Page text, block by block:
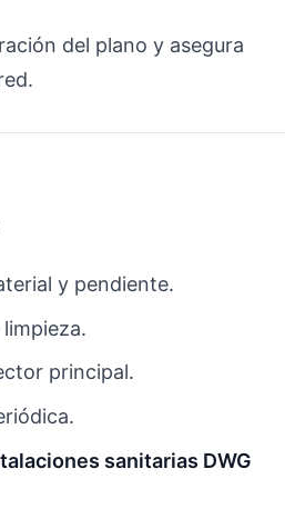
del plano y asegura
y pendiente.
principal.
sanitarias DWG